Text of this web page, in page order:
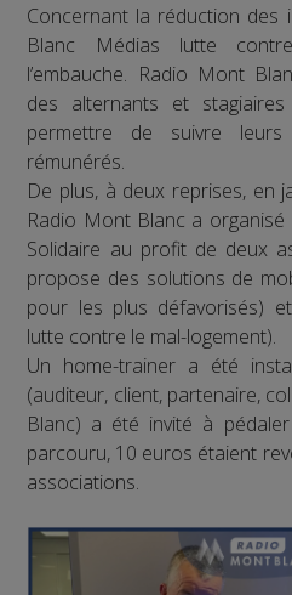
Concernant la réduction des
Blanc Médias lutte
l’embauche. Radio Mont
des alternants et
permettre de suivre
rémunérés.
De plus, à deux reprises, en
Radio Mont Blanc a organisé
Solidaire au profit de deux
propose des solutions de
pour les plus défavorisés)
lutte contre le mal-logement).
Un home-trainer a été
(auditeur, client, partenaire,
Blanc) a été invité à
parcouru, 10 euros étaient
associations.